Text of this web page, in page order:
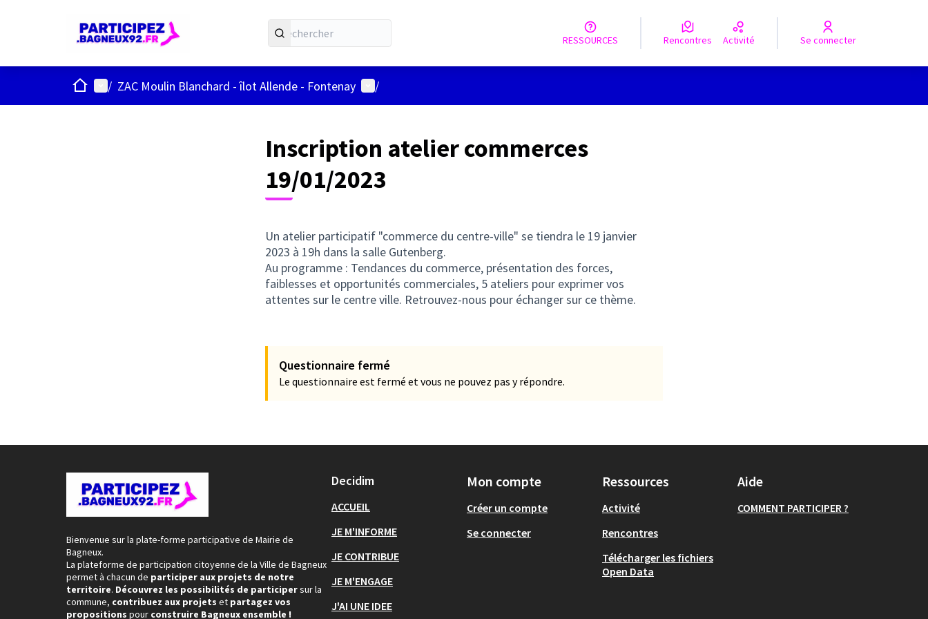
RESSOURCES Rencontres Activité Se connecter
ACCUEILMenu principal
/ ZAC Moulin Blanchard - îlot Allende - Fontenay Menu utilisateur
/
Inscription atelier commerces
19/01/2023
Un atelier participatif "commerce du centre-ville" se tiendra le 19 janvier
2023 à 19h dans la salle Gutenberg.
Au programme : Tendances du commerce, présentation des forces,
faiblesses et opportunités commerciales, 5 ateliers pour exprimer vos
attentes sur le centre ville. Retrouvez-nous pour échanger sur ce thème.
Questionnaire fermé
Le questionnaire est fermé et vous ne pouvez pas y répondre.
Bienvenue sur la plate-forme participative de Mairie de
Bagneux.
La plateforme de participation citoyenne de la Ville de Bagneux
permet à chacun de participer aux projets de notre
territoire. Découvrez les possibilités de participersur la
commune, contribuez aux projets et partagez vos
propositions pour construire Bagneux ensemble !
Decidim
ACCUEIL
JE M'INFORME
JE CONTRIBUE
JE M'ENGAGE
J'AI UNE IDEE
Mon compte
Créer un compte
Se connecter
Ressources
Activité
Rencontres
Télécharger les fichiers
Open Data
Aide
COMMENT PARTICIPER ?